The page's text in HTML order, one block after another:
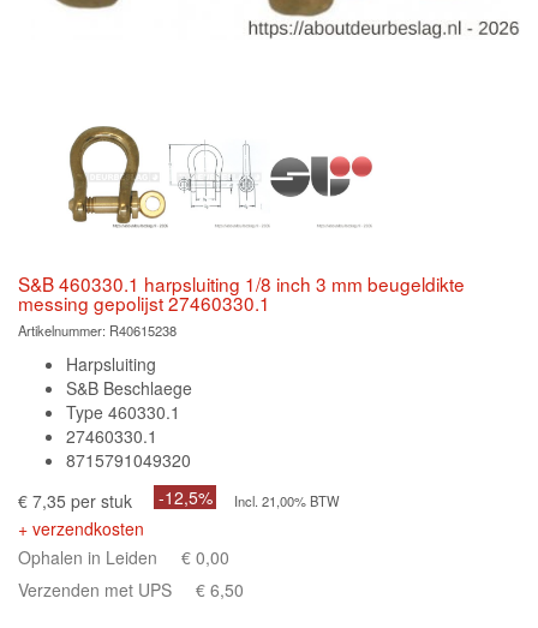
S&B 460330.1 harpsluiting 1/8 inch 3 mm beugeldikte
messing gepolijst 27460330.1
Artikelnummer: R40615238
Harpsluiting
S&B Beschlaege
Type 460330.1
27460330.1
8715791049320
€ 7,35 per stuk
-12,5% Incl. 21,00% BTW
+ verzendkosten
Ophalen in Leiden
€ 0,00
Verzenden met UPS
€ 6,50